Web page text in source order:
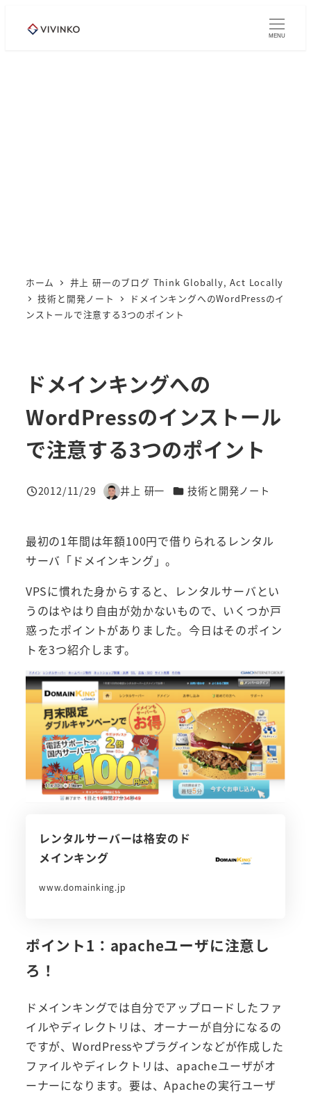
MENU
ホーム
井上 研一のブログ Think Globally, Act Locally
技術と開発ノート
ドメインキングへのWordPressのイ
ンストールで注意する3つのポイント
ドメインキングへの
WordPressのインストール
で注意する3つのポイント
投稿日
2012/11/29
著
井上 研一 カテゴリー
技術と開発ノート
最初の1年間は年額100円で借りられるレンタル
サーバ「ドメインキング」。
VPSに慣れた身からすると、レンタルサーバとい
うのはやはり自由が効かないもので、いくつか戸
惑ったポイントがありました。今日はそのポイン
トを3つ紹介します。
レンタルサーバーは格安のド
メインキング
www.domainking.jp
ポイント1：apacheユーザに注意し
ろ！
ドメインキングでは自分でアップロードしたファ
イルやディレクトリは、オーナーが自分になるの
ですが、WordPressやプラグインなどが作成した
ファイルやディレクトリは、apacheユーザがオ
ーナーになります。要は、Apacheの実行ユーザ